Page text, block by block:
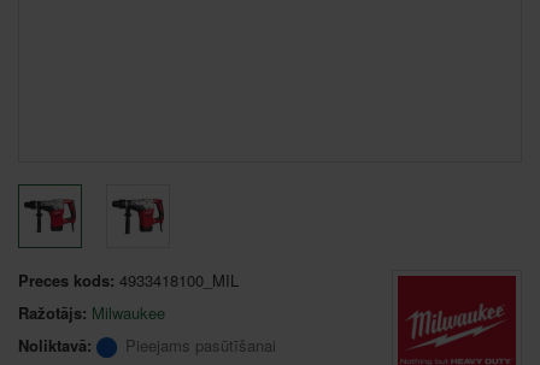
Preces kods: 4933418100_MIL
Ražotājs: Milwaukee
Noliktavā:
Pieejams pasūtīšanai